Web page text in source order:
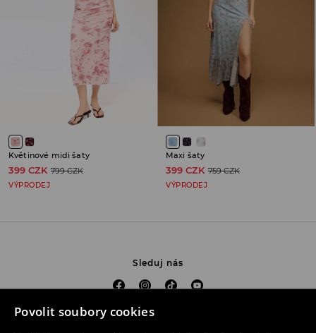
Povolit soubory cookies
Květinové midi šaty
399 CZK 799 CZK
VÝPRODEJ
Maxi šaty
399 CZK 759 CZK
VÝPRODEJ
Sleduj nás
Pomoc a kontakt